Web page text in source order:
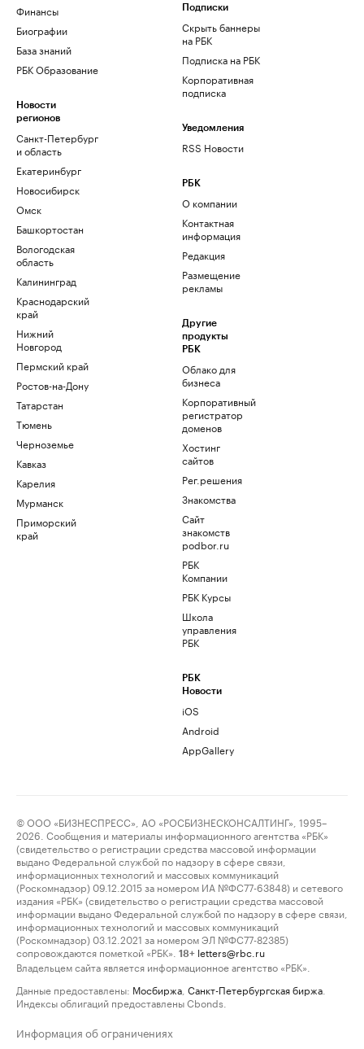
Финансы
Биографии
База знаний
РБК Образование
Новости
регионов
Санкт-Петербург
и область
Екатеринбург
Новосибирск
Омск
Башкортостан
Вологодская
область
Калининград
Краснодарский
край
Нижний
Новгород
Пермский край
Ростов-на-Дону
Татарстан
Тюмень
Черноземье
Кавказ
Карелия
Мурманск
Приморский
край
Подписки
Скрыть баннеры
на РБК
Подписка на РБК
Корпоративная
подписка
Уведомления
RSS Новости
РБК
О компании
Контактная
информация
Редакция
Размещение
рекламы
Другие
продукты
РБК
Облако для
бизнеса
Корпоративный
регистратор
доменов
Хостинг
сайтов
Рег.решения
Знакомства
Сайт
знакомств
podbor.ru
РБК
Компании
РБК Курсы
Школа
управления
РБК
РБК
Новости
iOS
Android
AppGallery
© ООО «БИЗНЕСПРЕСС», АО «РОСБИЗНЕСКОНСАЛТИНГ», 1995–
2026. Сообщения и материалы информационного агентства «РБК»
(свидетельство о регистрации средства массовой информации
выдано Федеральной службой по надзору в сфере связи,
информационных технологий и массовых коммуникаций
(Роскомнадзор) 09.12.2015 за номером ИА №ФС77-63848) и сетевого
издания «РБК» (свидетельство о регистрации средства массовой
информации выдано Федеральной службой по надзору в сфере связи,
информационных технологий и массовых коммуникаций
(Роскомнадзор) 03.12.2021 за номером ЭЛ №ФС77-82385)
сопровождаются пометкой «РБК».
18+ letters@rbc.ru
Владельцем сайта является информационное агентство «РБК».
Данные предоставлены: Мосбиржа Санкт-Петербургская биржа
Индексы облигаций предоставлены Cbonds.
Информация об ограничениях